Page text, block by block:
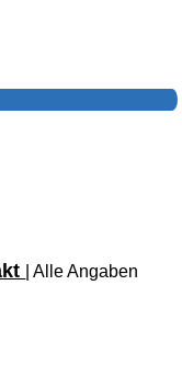
| Alle Angaben